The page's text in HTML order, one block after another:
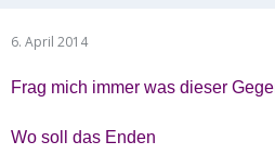
6. April 2014
Frag mich immer was dieser
Wo soll das Enden